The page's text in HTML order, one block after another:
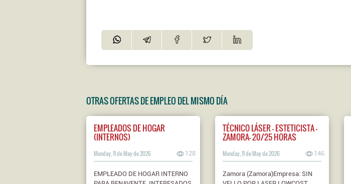
OTRAS OFERTAS DE EMPLEO DEL MISMO DÍA
EMPLEADOS DE HOGAR
(INTERNOS)
Monday, 11 de May de 2026 128
EMPLEADO DE HOGAR INTERNO
TÉCNICO LÁSER - ESTETICISTA -
ZAMORA- 20/25 HORAS
Monday, 11 de May de 2026 146
Zamora (Zamora)Empresa: SIN